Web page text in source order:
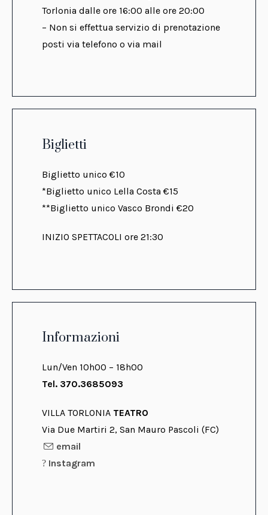
Torlonia dalle ore 16:00 alle ore 20:00
– Non si effettua servizio di prenotazione
posti via telefono o via mail
Biglietti
Biglietto unico €10
*Biglietto unico Lella Costa €15
**Biglietto unico Vasco Brondi €20
INIZIO SPETTACOLI ore 21:30
Informazioni
Lun/Ven 10h00 – 18h00
Tel. 370.3685093
VILLA TORLONIA TEATRO
Via Due Martiri 2, San Mauro Pascoli (FC)
email
? Instagram